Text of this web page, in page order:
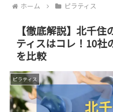
ホーム ピラティス
【徹底解説】北千
ティスはコレ！10社
を比較
ピラティス